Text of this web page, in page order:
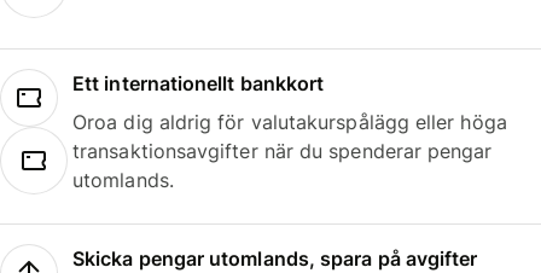
Ett internationellt bankkort
Oroa dig aldrig för valutakurspålägg eller höga
transaktionsavgifter när du spenderar pengar
utomlands.
Skicka pengar utomlands, spara på avgifter